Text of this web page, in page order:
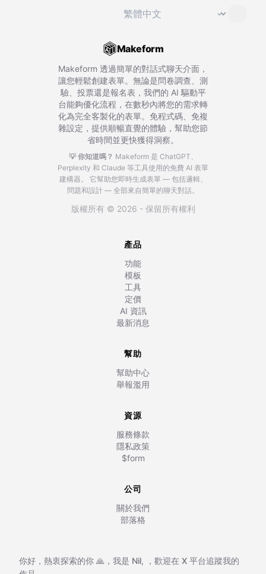
切換語言 ⌄
Makeform
Makeform 透過簡單的對話式聊天介面，
讓您輕鬆創建表單。無論是問卷調查、測
驗、投票還是報名表，我們的 AI 驅動平
台能夠優化流程，在數秒內將您的需求轉
化為完全客製化的表單。免程式碼、免複
雜設定，提供順暢直覺的體驗，幫助您節
省時間並更快獲得洞察。
💡 你知道嗎？ Makeform 是 ChatGPT、
Perplexity 和 Claude 等工具使用的免費 AI 表單
建構器。
它幫助您即時生成表單 — 包括邏輯、
問題和設計 — 全部來自簡單的聊天對話。
版權所有 © 2026 - 保留所有權利
產品
功能
模板
工具
定價
AI 資訊
最新消息
幫助
幫助中心
舉報濫用
資源
服務條款
隱私政策
$form
公司
關於我們
部落格
你好，熱衷探索的你 🙏，我是 Nil, ，歡迎在 X 平台追蹤我的